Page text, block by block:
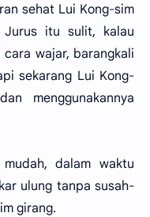
sehat Lui Kong-sim
Jurus itu sulit, kalau
wajar, barangkali
sekarang Lui Kong-
menggunakannya
dalam waktu
ulung tanpa susah-
girang.